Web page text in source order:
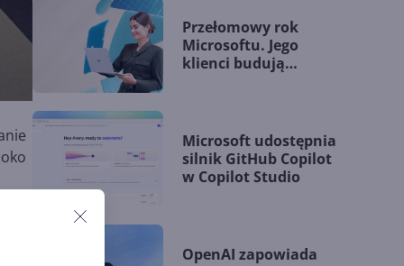
Przełomowy rok
Microsoftu. Jego
klienci budują
Microsoft udostępnia
silnik GitHub Copilot
w Copilot Studio
OpenAI zapowiada